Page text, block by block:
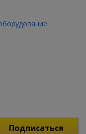
Подписаться